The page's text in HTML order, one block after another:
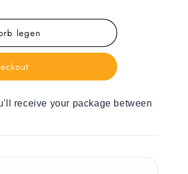
legen
receive your package between